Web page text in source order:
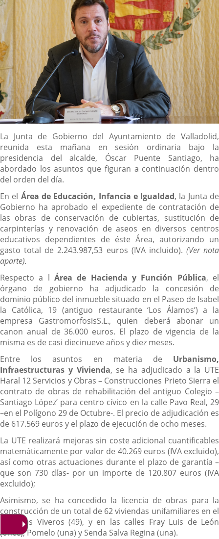
Descripción
La Junta de Gobierno del Ayuntamiento de Valladolid,
reunida esta mañana en sesión ordinaria bajo la
presidencia del alcalde, Óscar Puente Santiago, ha
abordado los asuntos que figuran a continuación dentro
del orden del día.
En el Área de Educación, Infancia e Igualdad, la Junta de
Gobierno ha aprobado el expediente de contratación de
las obras de conservación de cubiertas, sustitución de
carpinterías y renovación de aseos en diversos centros
educativos dependientes de éste Área, autorizando un
gasto total de 2.243.987,53 euros (IVA incluido). (Ver nota
aparte).
Respecto a l Área de Hacienda y Función Pública, el
órgano de gobierno ha adjudicado la concesión de
dominio público del inmueble situado en el Paseo de Isabel
la Católica, 19 (antiguo restaurante ‘Los Álamos’) a la
empresa GastromorfosisS.L., quien deberá abonar un
canon anual de 36.000 euros. El plazo de vigencia de la
misma es de casi diecinueve años y diez meses.
Entre los asuntos en materia de Urbanismo,
Infraestructuras y Vivienda, se ha adjudicado a la UTE
Haral 12 Servicios y Obras – Construcciones Prieto Sierra el
contrato de obras de rehabilitación del antiguo Colegio –
Santiago López’ para centro cívico en la calle Pavo Real, 29
–en el Polígono 29 de Octubre-. El precio de adjudicación es
de 617.569 euros y el plazo de ejecución de ocho meses.
La UTE realizará mejoras sin coste adicional cuantificables
matemáticamente por valor de 40.269 euros (IVA excluido),
así como otras actuaciones durante el plazo de garantía –
que son 730 días- por un importe de 120.807 euros (IVA
excluido);
Asimismo, se ha concedido la licencia de obras para la
construcción de un total de 62 viviendas unifamiliares en el
Plan Los Viveros (49), y en las calles Fray Luis de León
(once), Pomelo (una) y Senda Salva Regina (una).